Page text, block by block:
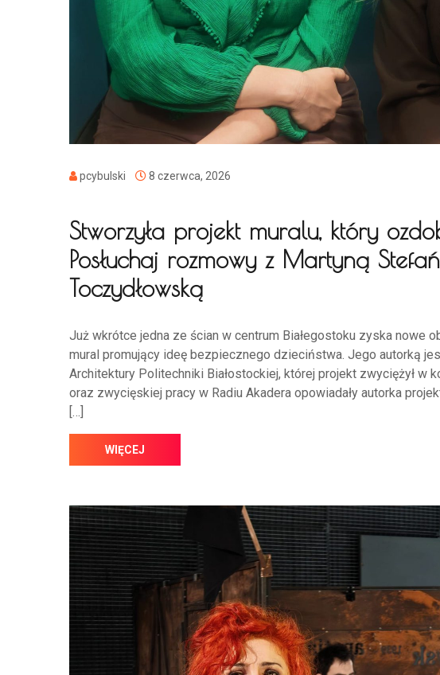
pcybulski 8 czerwca, 2026
Stworzyła projekt muralu, który
Posłuchaj rozmowy z Martyną
Toczydłowską
Już wkrótce jedna ze ścian w centrum Białegostoku zyska nowe
mural promujący ideę bezpiecznego dzieciństwa. Jego autorką
Architektury Politechniki Białostockiej, której projekt zwyciężył w
oraz zwycięskiej pracy w Radiu Akadera opowiadały autorka
[…]
WIĘCEJ